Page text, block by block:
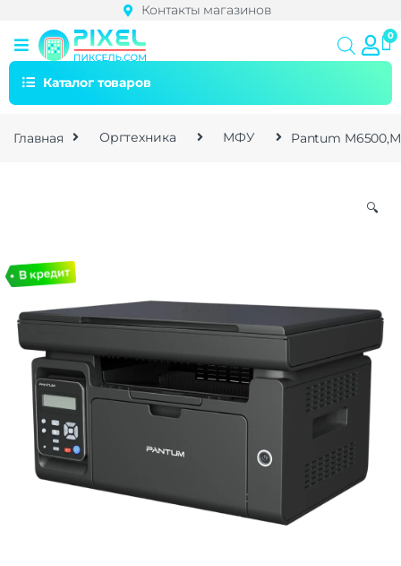
Контакты магазинов
Каталог товаров
Главная Оргтехника МФУ Pantum
🔍